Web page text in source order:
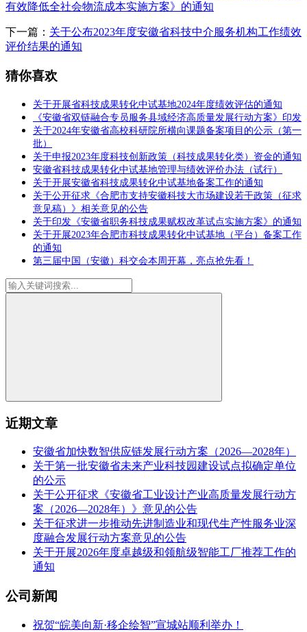
有效降低全社会物流成本实施方案》的通知
下一篇： 关于公布2023年度安徽省科技中介服务机构工作绩效
评价结果的通知
猜你喜欢
关于开展省科技成果转化中试基地2024年度绩效评估的通知
《安徽省双链融合专员服务县域经济高质量发展行动方案》印发
关于2024年安徽省高校科研院所横向课题备案项目的公示（第一
批）
关于申报2023年度科技创新政策（科技成果转化类）资金的通知
安徽省科技成果转化中试基地管理与绩效评价办法（试行）
关于开展安徽省科技成果转化中试基地备案工作的通知
关于公开征求《合肥市支持安徽科技大市场建设若干政策（征求
意见稿）》相关意见的公告
关于印发《安徽省职务科技成果赋权改革试点实施方案》的通知
关于开展2023年合肥市科技成果转化中试基地（平台）备案工作
的通知
第三届中国（安徽）科交会本周开幕，亮点抢先看！
近期文章
安徽省加快数智供应链发展行动方案（2026—2028年）
关于第一批安徽省未来产业科技园建设试点拟确定单位
的公示
关于公开征求《安徽省工业设计产业高质量发展行动方
案（2026—2028年）》意见的公告
关于征求进一步推动先进制造业和现代生产性服务业深
度融合发展行动方案意见的公告
关于开展2026年度卓越级和领航级智能工厂推荐工作的
通知
公司新闻
祝贺“皖美向新·移企绘智”宣城站顺利举办！